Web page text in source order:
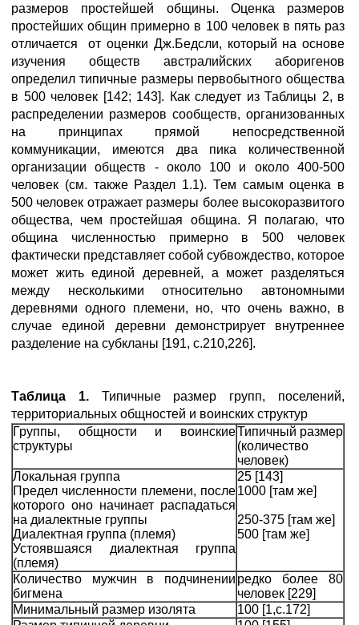
размеров простейшей общины. Оценка размеров
простейших общин примерно в 100 человек в пять раз
отличается от оценки Дж.Бедсли, который на основе
изучения обществ австралийских аборигенов
определил типичные размеры первобытного общества
в 500 человек [142; 143]. Как следует из Таблицы 2, в
распределении размеров сообществ, организованных
на принципах прямой непосредственной
коммуникации, имеются два пика количественной
организации обществ - около 100 и около 400-500
человек (см. также Раздел 1.1). Тем самым оценка в
500 человек отражает размеры более высокоразвитого
общества, чем простейшая община. Я полагаю, что
община численностью примерно в 500 человек
фактически представляет собой субвождество, которое
может жить единой деревней, а может разделяться
между несколькими относительно автономными
деревнями одного племени, но, что очень важно, в
случае единой деревни демонстрирует внутреннее
разделение на субкланы [191, с.210,226].
Таблица 1.Типичные размер групп, поселений,
территориальных общностей и воинских структур
Группы, общности и воинские
структуры
Типичный размер
(количество
человек)
Локальная группа
Предел численности племени, после
которого оно начинает распадаться
на диалектные группы
Диалектная группа (племя)
Устоявшаяся диалектная группа
(племя)
25 [143]
1000 [там же]
250-375 [там же]
500 [там же]
Количество мужчин в подчинении
бигмена
редко более 80
человек [229]
Минимальный размер изолята
100 [1,c.172]